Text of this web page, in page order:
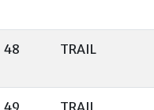
48 TRAIL
49 TRAIL